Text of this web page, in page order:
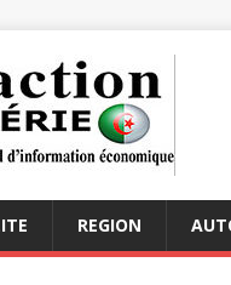
REGION